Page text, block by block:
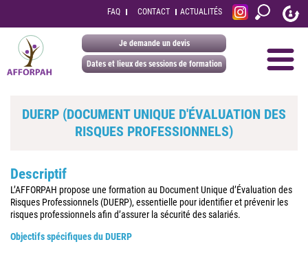
DUERP (DOCUMENT UNIQUE D'ÉVALUATION DES
RISQUES PROFESSIONNELS)
Descriptif
L’AFFORPAH propose une formation au Document Unique d’Évaluation des
Risques Professionnels (DUERP), essentielle pour identifier et prévenir les
risques professionnels afin d’assurer la sécurité des salariés.
Objectifs spécifiques du DUERP
FAQ CONTACT ACTUALITÉS
Dates et lieux des sessions de formation
Je demande un devis